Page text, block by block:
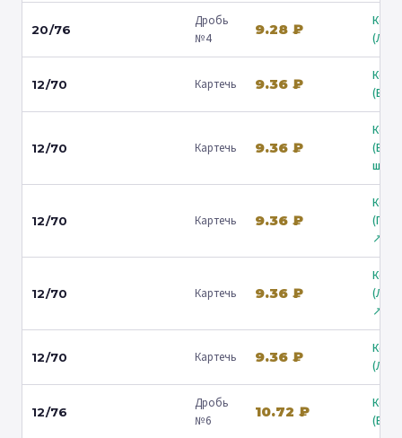
20/76
Дробь
№4
9.28 ₽
12/70 Картечь 9.36 ₽
12/70 Картечь 9.36 ₽
ш.) ↗
12/70 Картечь 9.36 ₽
↗
12/70 Картечь 9.36 ₽
↗
12/70 Картечь 9.36 ₽
12/76
Дробь
№6
10.72 ₽